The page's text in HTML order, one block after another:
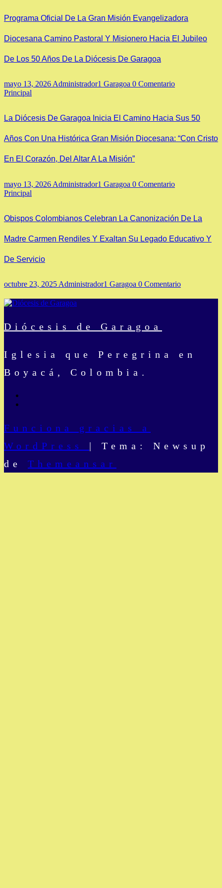
Programa Oficial De La Gran Misión Evangelizadora
Diocesana Camino Pastoral Y Misionero Hacia El Jubileo
De Los 50 Años De La Diócesis De Garagoa
mayo 13, 2026 Administrador1 Garagoa 0 Comentario
Principal
La Diócesis De Garagoa Inicia El Camino Hacia Sus 50
Años Con Una Histórica Gran Misión Diocesana: “Con Cristo
En El Corazón, Del Altar A La Misión”
mayo 13, 2026 Administrador1 Garagoa 0 Comentario
Principal
Obispos Colombianos Celebran La Canonización De La
Madre Carmen Rendiles Y Exaltan Su Legado Educativo Y
De Servicio
octubre 23, 2025 Administrador1 Garagoa 0 Comentario
Diócesis de Garagoa
Iglesia que Peregrina en
Boyacá, Colombia.
Funciona gracias a
WordPress | Tema: Newsup
de Themeansar